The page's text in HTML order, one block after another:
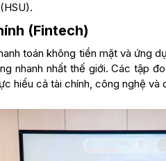
(Fintech)
toán không tiền mặt và ứng
nhanh nhất thế giới. Các tập
hiểu cả tài chính, công nghệ và